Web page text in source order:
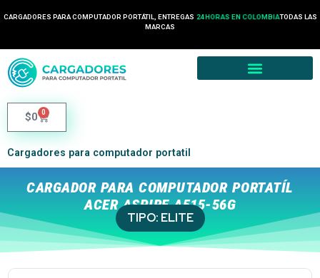
CARGADORES PARA COMPUTADOR PORTÁTIL, ENTREGAS 24 HORAS EN COLOMBIATODAS LAS
MARCAS
$0 0
Cargadores para computador portatil
CARGADOR PARA COMPUTADOR PORTATÍL
ACER ASPIRE A515-56G
TIPO: ELITE